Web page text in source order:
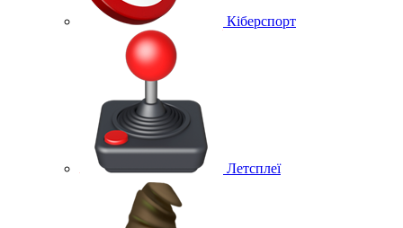
Кіберспорт
Летсплеї